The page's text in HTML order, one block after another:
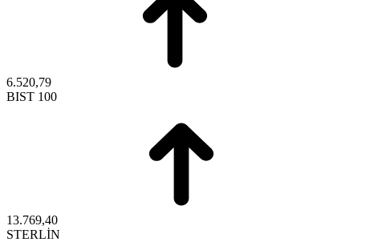
6.520,79
BIST 100
13.769,40
STERLİN